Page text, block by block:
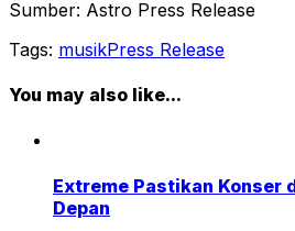
Sumber: Astro Press Release
Tags: musikPress Release
You may also like...
Extreme Pastikan Konser
Depan